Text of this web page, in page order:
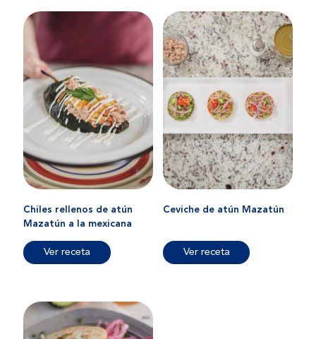
Chiles rellenos de atún
Mazatún a la mexicana
Ver receta
Ceviche de atún Mazatún
Ver receta